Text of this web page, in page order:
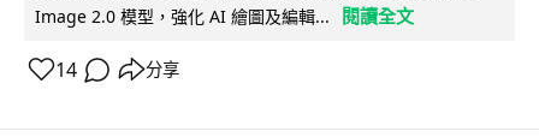
Image 2.0 模型，強化 AI 繪圖及編輯...
閱讀全文
14 分享